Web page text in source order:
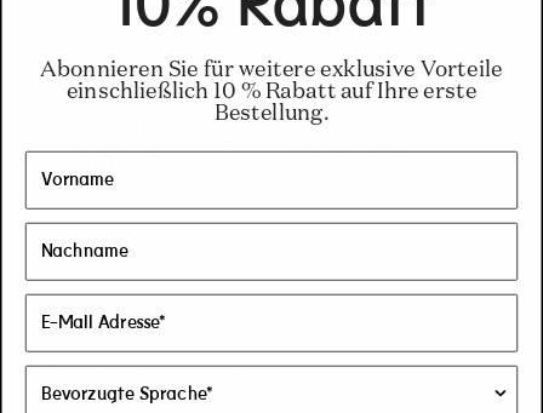
Lerne
Über uns
Der vollständige
Leitfaden
Account
Account
Einen Freund
empfehlen
für Mitglieder
CEUR € | Niederlande
Abonnieren Sie für weitere exklusive Vorteile
einschließlich 10 % Rabatt auf Ihre erste
Bestellung.